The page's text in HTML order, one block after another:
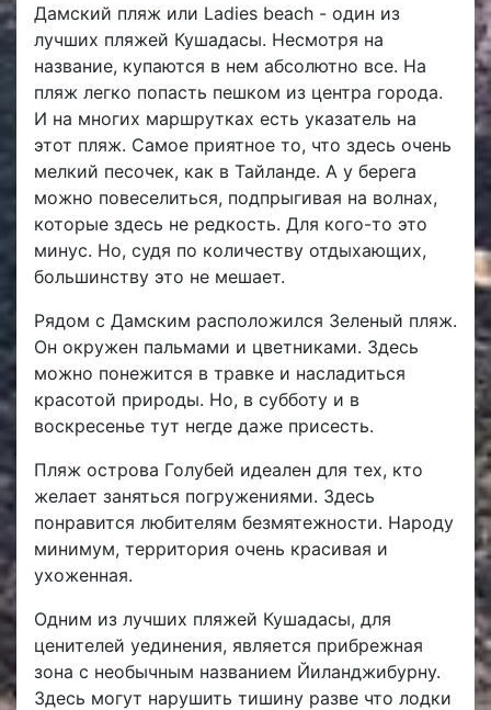
Дамский пляж или Ladies beach - один из
лучших пляжей Кушадасы. Несмотря на
название, купаются в нем абсолютно все. На
пляж легко попасть пешком из центра города.
И на многих маршрутках есть указатель на
этот пляж. Самое приятное то, что здесь очень
мелкий песочек, как в Тайланде. А у берега
можно повеселиться, подпрыгивая на волнах,
которые здесь не редкость. Для кого-то это
минус. Но, судя по количеству отдыхающих,
большинству это не мешает.
Рядом с Дамским расположился Зеленый пляж.
Он окружен пальмами и цветниками. Здесь
можно понежится в травке и насладиться
красотой природы. Но, в субботу и в
воскресенье тут негде даже присесть.
Пляж острова Голубей идеален для тех, кто
желает заняться погружениями. Здесь
понравится любителям безмятежности. Народу
минимум, территория очень красивая и
ухоженная.
Одним из лучших пляжей Кушадасы, для
ценителей уединения, является прибрежная
зона с необычным названием Йиланджибурну.
Здесь могут нарушить тишину разве что лодки